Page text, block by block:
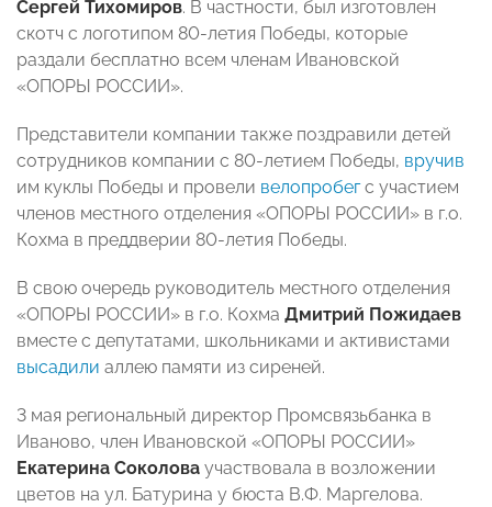
Сергей Тихомиров. В частности, был изготовлен
скотч с логотипом 80-летия Победы, которые
раздали бесплатно всем членам Ивановской
«ОПОРЫ РОССИИ».
Представители компании также поздравили детей
сотрудников компании с 80-летием Победы, вручив
им куклы Победы и провели велопробегс участием
членов местного отделения «ОПОРЫ РОССИИ» в г.о.
Кохма в преддверии 80-летия Победы.
В свою очередь руководитель местного отделения
«ОПОРЫ РОССИИ» в г.о. Кохма Дмитрий Пожидаев
вместе с депутатами, школьниками и активистами
высадили аллею памяти из сиреней.
3 мая региональный директор Промсвязьбанка в
Иваново, член Ивановской «ОПОРЫ РОССИИ»
Екатерина Соколова участвовала в возложении
цветов на ул. Батурина у бюста В.Ф. Маргелова.